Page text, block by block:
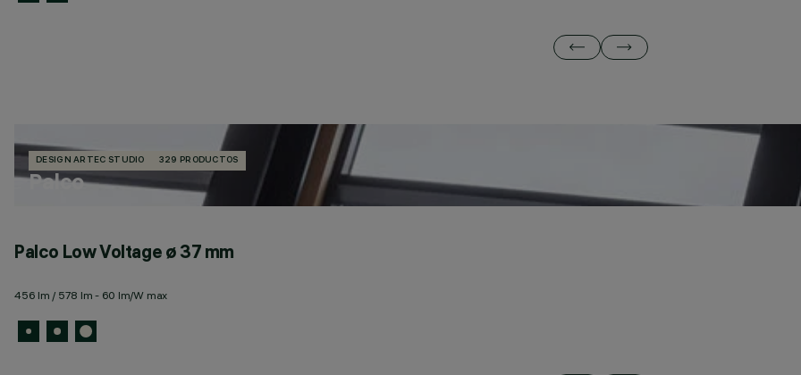
DESIGN ARTEC STUDIO 329 PRODUCTOS
Palco
Palco Low Voltage ø 37 mm
456 lm / 578 lm - 60 lm/W max